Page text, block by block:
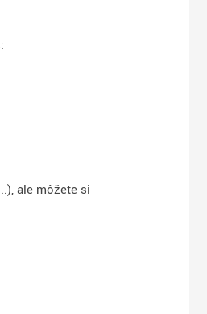
ale môžete si